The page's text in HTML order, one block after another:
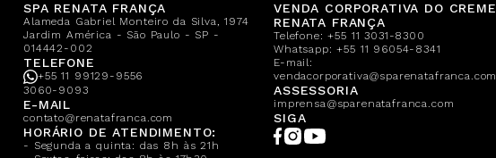
SPA RENATA FRANÇA
Alameda Gabriel Monteiro da Silva, 1974
Jardim América - São Paulo - SP -
014442-002
TELEFONE
+55 11 99129-9556
3060-9093
E-MAIL
contato@renatafranca.com
HORÁRIO DE ATENDIMENTO:
- Segunda a quinta: das 8h às 21h
VENDA CORPORATIVA DO CREME
RENATA FRANÇA
Telefone:+55 11 3031-8300
Whatsapp:+55 11 96054-8341
E-mail:
vendacorporativa@sparenatafranca.com
ASSESSORIA
imprensa@sparenatafranca.com
SIGA